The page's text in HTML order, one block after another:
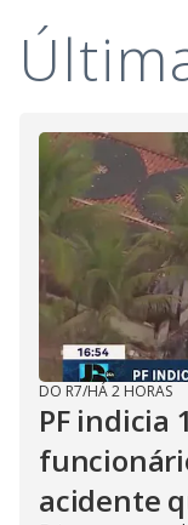
DO R7/HÁ 2 HORAS
PF indicia
acidente